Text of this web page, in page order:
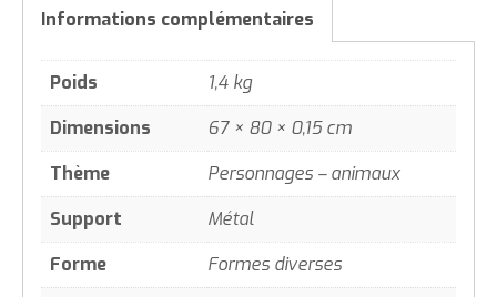
Informations complémentaires
Poids
1,4 kg
Dimensions
67 × 80 × 0,15 cm
Thème
Personnages – animaux
Support
Métal
Forme
Formes diverses